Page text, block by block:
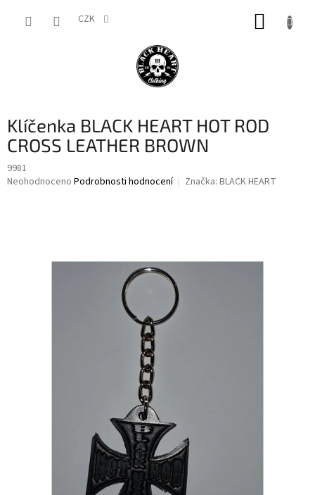
CZK
Klíčenka BLACK HEART HOT ROD
CROSS LEATHER BROWN
9981
Průměrné
Neohodnoceno Podrobnosti hodnocení Značka: BLACK HEART